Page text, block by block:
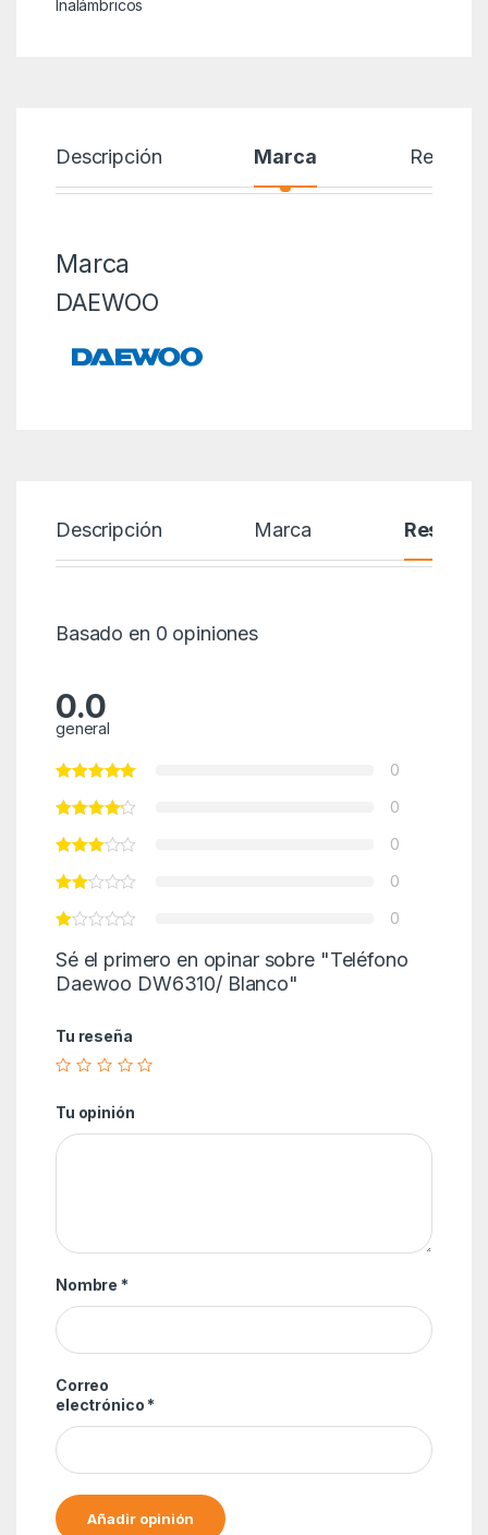
Inalámbricos
Descripción Marca Reseñas
Marca
DAEWOO
Descripción Marca Reseñas
Basado en 0 opiniones
0.0
general
0
0
0
0
0
Sé el primero en opinar sobre "Teléfono
Daewoo DW6310/ Blanco"
Tu reseña
Tu opinión
Nombre *
Correo
electrónico *